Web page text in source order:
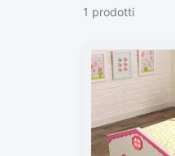
1 prodotti